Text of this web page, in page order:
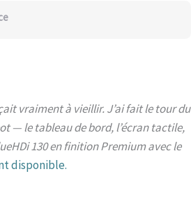
vraiment à vieillir. J’ai fait le tour du
— le tableau de bord, l’écran tactile,
130 en finition Premium avec le
disponible.